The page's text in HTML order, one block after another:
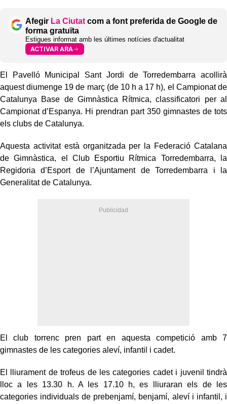
Afegir La Ciutat com a font preferida de Google de
forma gratuïta
Estigues informat amb les últimes notícies d'actualitat
ACTIVAR ARA
El Pavelló Municipal Sant Jordi de Torredembarra acollirà
aquest diumenge 19 de març (de 10 h a 17 h), el Campionat de
Catalunya Base de Gimnàstica Rítmica, classificatori per al
Campionat d’Espanya. Hi prendran part 350 gimnastes de tots
els clubs de Catalunya.
Aquesta activitat està organitzada per la Federació Catalana
de Gimnàstica, el Club Esportiu Rítmica Torredembarra, la
Regidoria d’Esport de l’Ajuntament de Torredembarra i la
Generalitat de Catalunya.
El club torrenc pren part en aquesta competició amb 7
gimnastes de les categories aleví, infantil i cadet.
El lliurament de trofeus de les categories cadet i juvenil tindrà
lloc a les 13.30 h. A les 17.10 h, es lliuraran els de les
categories individuals de prebenjamí, benjamí, aleví i infantil, i